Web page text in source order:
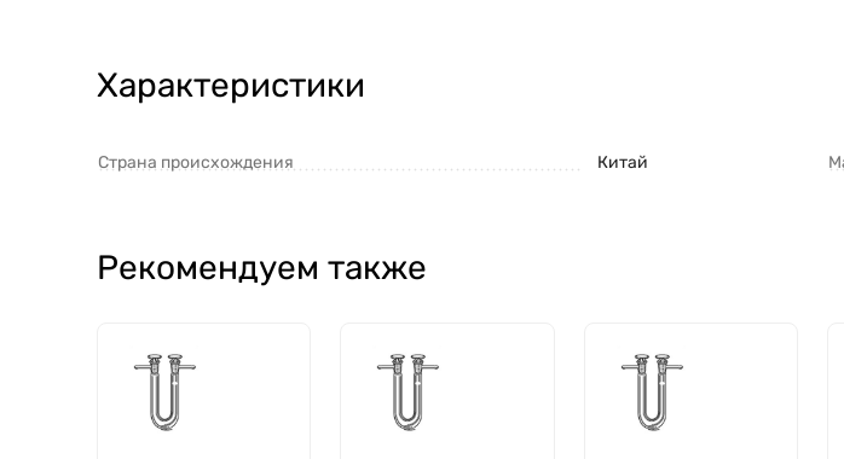
Характеристики
Страна происхождения Китай
Рекомендуем также